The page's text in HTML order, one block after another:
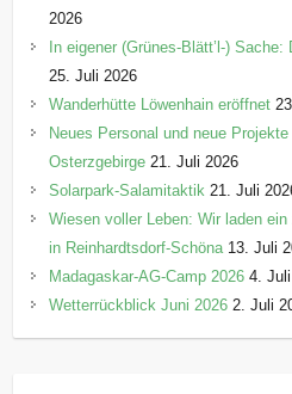
2026
In eigener (Grünes-Blätt’l-)
25. Juli 2026
Wanderhütte Löwenhain eröffnet
Neues Personal und neue
Osterzgebirge 21. Juli 2026
Solarpark-Salamitaktik 21. Juli
Wiesen voller Leben: Wir laden
in Reinhardtsdorf-Schöna 13. Juli
Madagaskar-AG-Camp 2026 4.
Wetterrückblick Juni 2026 2. Juli